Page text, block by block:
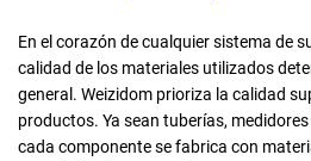
En el corazón de cualquier sistema de
calidad de los materiales utilizados
general. Weizidom prioriza la calidad
productos. Ya sean tuberías,
cada componente se fabrica con